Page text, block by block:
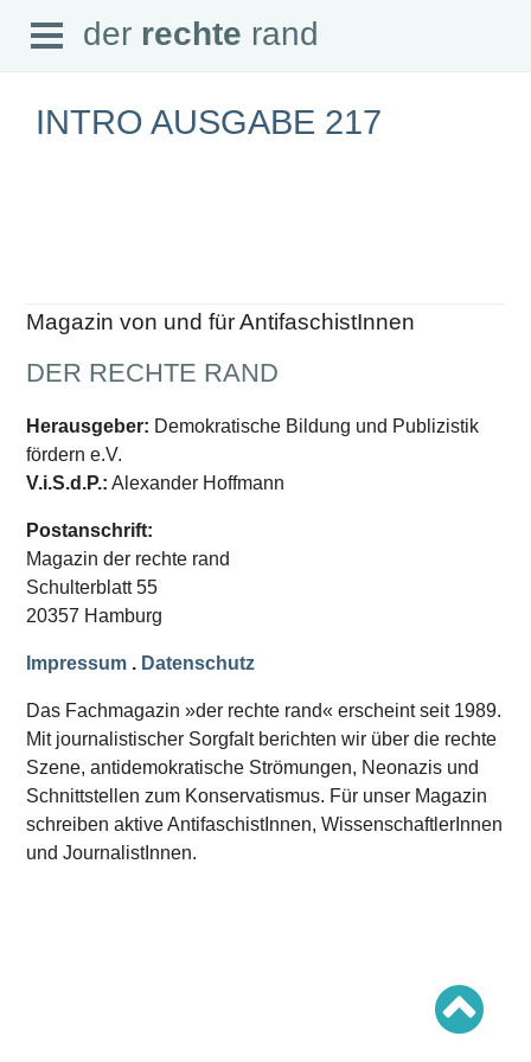
der rechte rand
Magazin
Abonnement
Datenschutz
SCHWERPUNKTE
Schwerpunkte Übersicht
Schwerpunkt AFD-Verbot
Schwerpunkt zur USA und Faschist Trump
Schwerpunkt »Identitäre Bewegung«
Schwerpunkt »Reichsbürger«
Ausgaben Übersicht
Ausgabe 221
Ausgabe 220
Ausgabe 219
Ausgabe 217
Ausgabe 216
Open
Menu
der rechte rand
INTRO AUSGABE 217
Magazin von und für AntifaschistInnen
DER RECHTE RAND
Herausgeber: Demokratische Bildung und Publizistik
fördern e.V.
V.i.S.d.P.: Alexander Hoffmann
Postanschrift:
Magazin der rechte rand
Schulterblatt 55
20357 Hamburg
Impressum . Datenschutz
Das Fachmagazin »der rechte rand« erscheint seit 1989.
Mit journalistischer Sorgfalt berichten wir über die rechte
Szene, antidemokratische Strömungen, Neonazis und
Schnittstellen zum Konservatismus. Für unser Magazin
schreiben aktive AntifaschistInnen, WissenschaftlerInnen
und JournalistInnen.